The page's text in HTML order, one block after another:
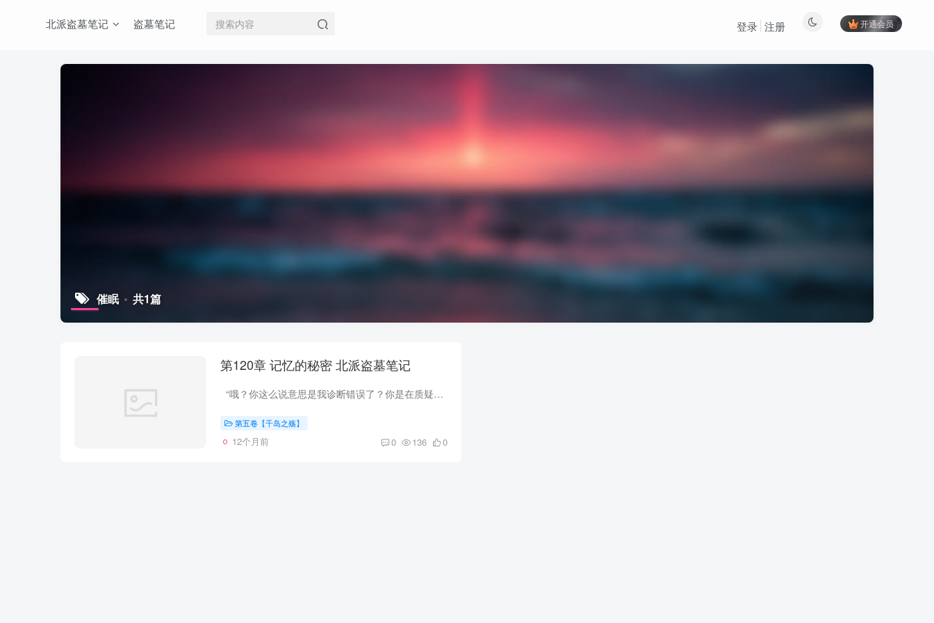
北派盗墓笔记 盗墓笔记 开通会员
登录 注册
催眠 共1篇
第120章 记忆的秘密 北派盗墓笔记
“哦？你这么说意思是我诊断错误了？你是在质疑我的专业吗？” “呵呵，我可没质疑你的专业，我也不会挡你财路，你能在夏家挣多少钱那是你的本事，我就说一点，你有没有换位思考过，夏水...
第五卷【千岛之殇】
12个月前 0 136 0